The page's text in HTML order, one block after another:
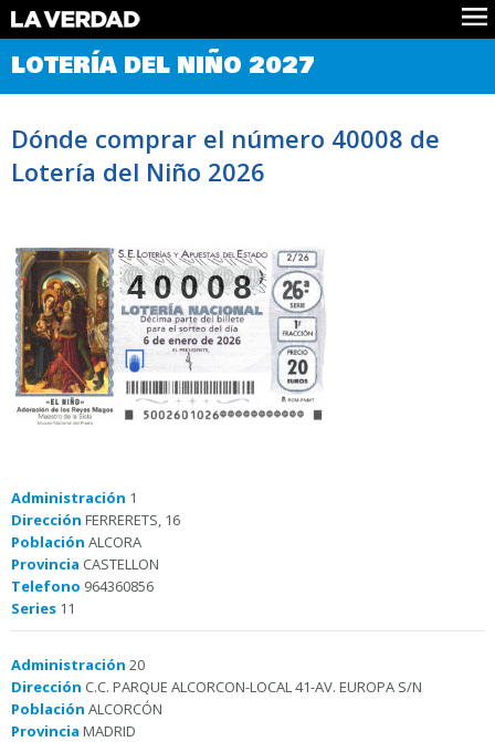
Comprobar Loteria del Niño
Premios
Noticias
Datos
LOTERÍA DEL NIÑO 2027
Dónde comprar el número 40008 de
Lotería del Niño 2026
40008
Administración 1
Dirección FERRERETS, 16
Población ALCORA
Provincia CASTELLON
Telefono 964360856
Series 11
Administración 20
Dirección C.C. PARQUE ALCORCON-LOCAL 41-AV. EUROPA S/N
Población ALCORCÓN
Provincia MADRID